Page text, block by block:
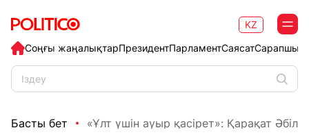
Соңғы жаңалықтарПрезидентПарламентСаясат
KZ
Басты бет «Ұлт үшін ауыр қасірет»: Қарақат